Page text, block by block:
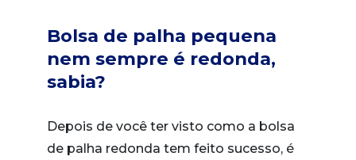
Bolsa de palha pequena
nem sempre é redonda,
sabia?
Depois de você ter visto como a bolsa
de palha redonda tem feito sucesso, é